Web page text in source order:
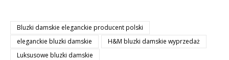
Bluzki damskie eleganckie producent polski
eleganckie bluzki damskie
H&M bluzki damskie wyprzedaż
Luksusowe bluzki damskie